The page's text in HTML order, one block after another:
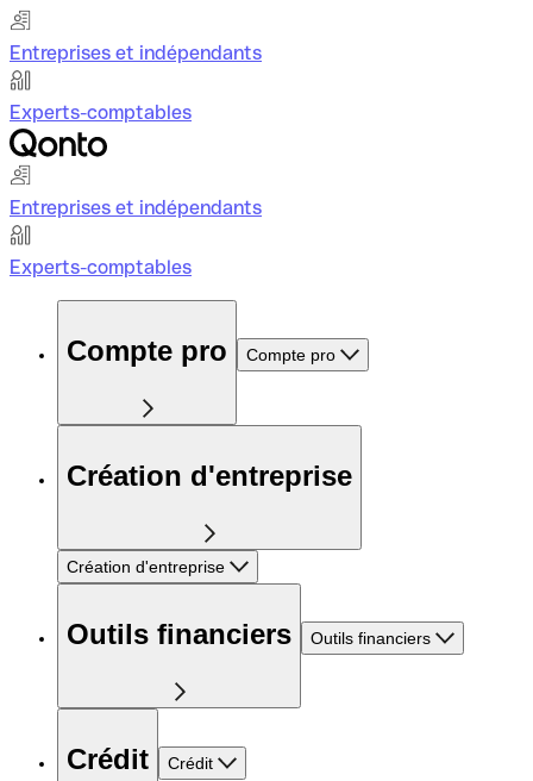
Entreprises et indépendants
Experts-comptables
Entreprises et indépendants
Experts-comptables
Compte pro Compte pro
Création d'entreprise
Création d'entreprise
Outils financiers Outils financiers
Crédit Crédit